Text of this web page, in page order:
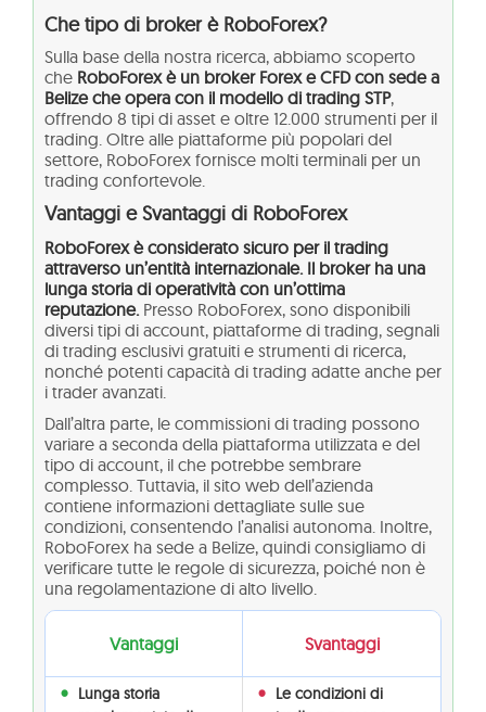
Che tipo di broker è RoboForex?
Sulla base della nostra ricerca, abbiamo scoperto
che RoboForex è un broker Forex e CFD con sede a
Belize che opera con il modello di trading STP,
offrendo 8 tipi di asset e oltre 12.000 strumenti per il
trading. Oltre alle piattaforme più popolari del
settore, RoboForex fornisce molti terminali per un
trading confortevole.
Vantaggi e Svantaggi di RoboForex
RoboForex è considerato sicuro per il trading
attraverso un’entità internazionale. Il broker ha una
lunga storia di operatività con un’ottima
reputazione. Presso RoboForex, sono disponibili
diversi tipi di account, piattaforme di trading, segnali
di trading esclusivi gratuiti e strumenti di ricerca,
nonché potenti capacità di trading adatte anche per
i trader avanzati.
Dall’altra parte, le commissioni di trading possono
variare a seconda della piattaforma utilizzata e del
tipo di account, il che potrebbe sembrare
complesso. Tuttavia, il sito web dell’azienda
contiene informazioni dettagliate sulle sue
condizioni, consentendo l’analisi autonoma. Inoltre,
RoboForex ha sede a Belize, quindi consigliamo di
verificare tutte le regole di sicurezza, poiché non è
una regolamentazione di alto livello.
Vantaggi Svantaggi
Lunga storia
Le condizioni di